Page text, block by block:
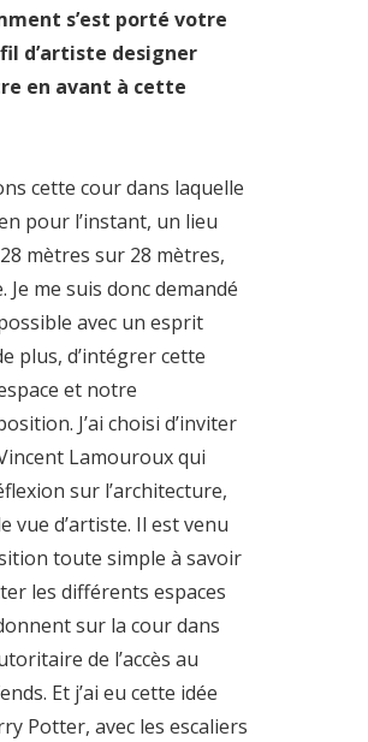
s’est porté votre
d’artiste designer
en avant à cette
cette cour dans laquelle
pour l’instant, un lieu
mètres sur 28 mètres,
Je me suis donc demandé
avec un esprit
plus, d’intégrer cette
et notre
J’ai choisi d’inviter
Lamouroux qui
sur l’architecture,
vue d’artiste. Il est venu
toute simple à savoir
les différents espaces
sur la cour dans
de l’accès au
Et j’ai eu cette idée
Potter, avec les escaliers